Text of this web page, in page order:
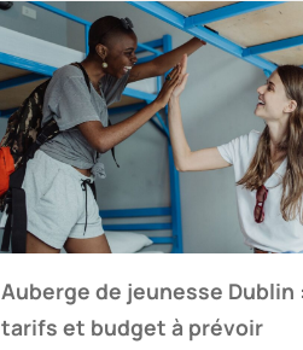
Auberge de jeunesse Dublin
tarifs et budget à prévoir